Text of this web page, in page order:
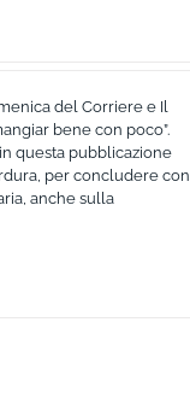
del Corriere e Il
bene con poco”.
questa pubblicazione
per concludere con
anche sulla